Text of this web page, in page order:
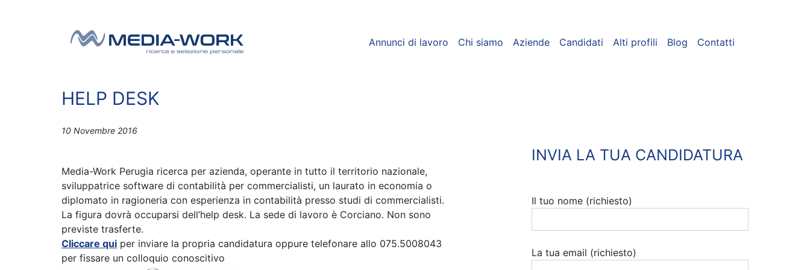
Navigazione principale Annunci di lavoro Chi siamo Aziende Candidati Alti profili Blog Contatti
HELP DESK
10 Novembre 2016
Media-Work Perugia ricerca per azienda, operante in tutto il territorio nazionale,
sviluppatrice software di contabilità per commercialisti, un laurato in economia o
diplomato in ragioneria con esperienza in contabilità presso studi di commercialisti.
La figura dovrà occuparsi dell’help desk. La sede di lavoro è Corciano. Non sono
previste trasferte.
Cliccare qui per inviare la propria candidatura oppure telefonare allo 075.5008043
per fissare un colloquio conoscitivo
INVIA LA TUA CANDIDATURA
Il tuo nome (richiesto)
La tua email (richiesto)